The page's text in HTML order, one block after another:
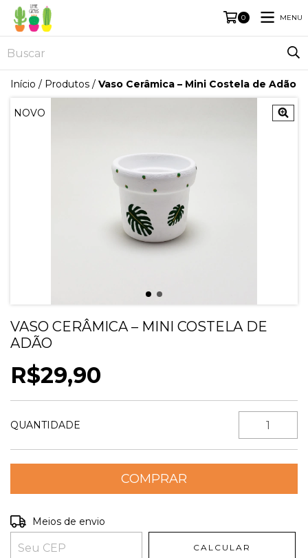
0 MENU
Início / Produtos / Vaso Cerâmica – Mini Costela de Adão
NOVO
VASO CERÂMICA – MINI COSTELA DE
ADÃO
R$29,90
QUANTIDADE
Entregas para o CEP:
Meios de envio
CALCULAR